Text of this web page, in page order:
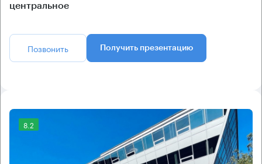
центральное
Позвонить Получить презентацию
8.2